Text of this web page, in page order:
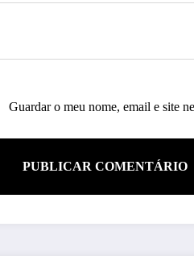
Guardar o meu nome, email e site